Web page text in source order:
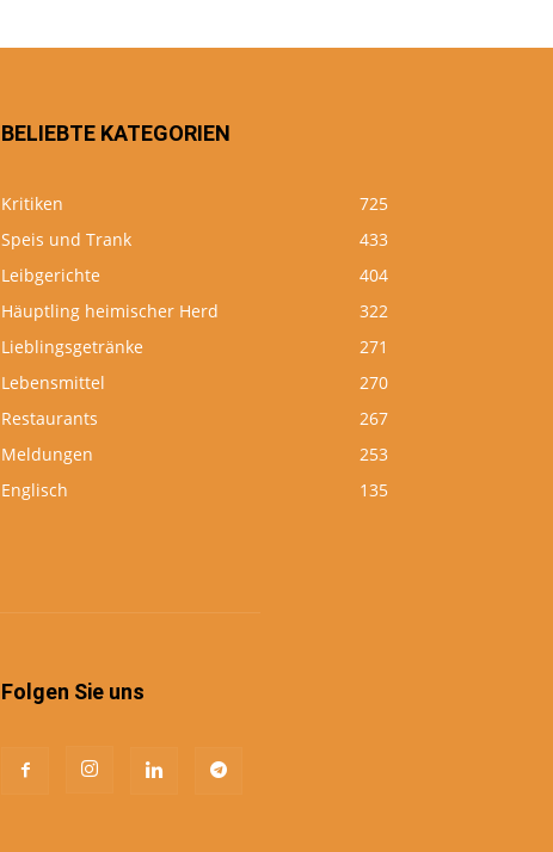
BELIEBTE KATEGORIEN
Kritiken
725
Speis und Trank
433
Leibgerichte
404
Häuptling heimischer Herd
322
Lieblingsgetränke
271
Lebensmittel
270
Restaurants
267
Meldungen
253
Englisch
135
Folgen Sie uns